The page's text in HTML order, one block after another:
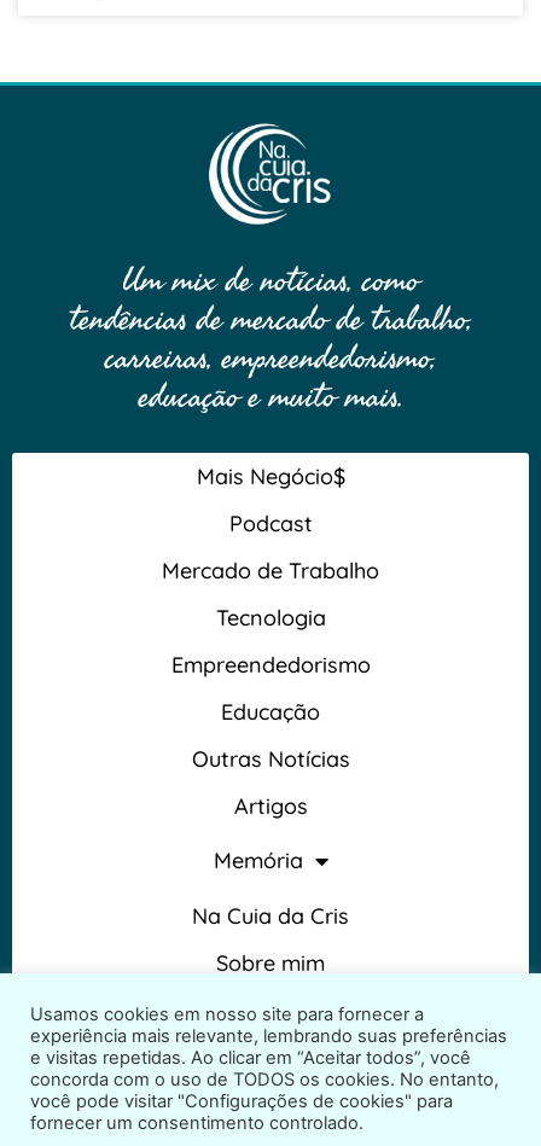
Um mix de notícias, como
tendências de mercado de trabalho,
carreiras, empreendedorismo,
educação e muito mais.
Mais Negócio$
Podcast
Mercado de Trabalho
Tecnologia
Empreendedorismo
Educação
Outras Notícias
Artigos
Memória
Na Cuia da Cris
Sobre mim
Termos e Condições
Usamos cookies em nosso site para fornecer a
experiência mais relevante, lembrando suas preferências
e visitas repetidas. Ao clicar em “Aceitar todos”, você
concorda com o uso de TODOS os cookies. No entanto,
você pode visitar "Configurações de cookies" para
fornecer um consentimento controlado.